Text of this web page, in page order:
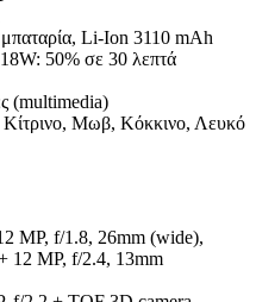
Li-Ion 3110 mAh
50% σε 30 λεπτά
(multimedia)
Μωβ, Κόκκινο, Λευκό
MP, f/1.8, 26mm (wide),
12 MP, f/2.4, 13mm